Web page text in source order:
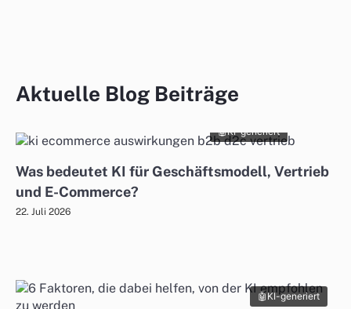
Aktuelle Blog Beiträge
KI-generiert
Was bedeutet KI für Geschäftsmodell, Vertrieb
und E-Commerce?
22. Juli 2026
KI-generiert